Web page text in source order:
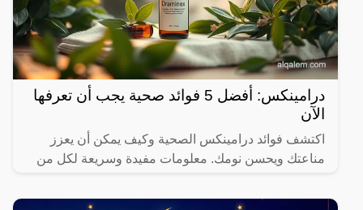
درامينكس: أفضل 5 فوائد صحية يجب أن تعرفها
الآن
اكتشف فوائد درامينكس الصحية وكيف يمكن أن يعزز
مناعتك ويحسن نومك. معلومات مفيدة وسريعة لكل من